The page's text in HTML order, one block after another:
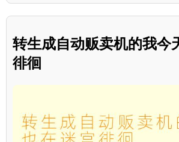
转生成自动贩卖机的我今
徘徊